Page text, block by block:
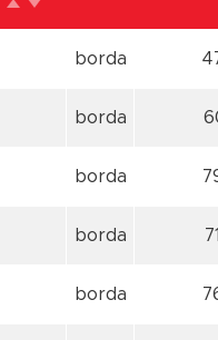
borda
borda
borda
borda
borda